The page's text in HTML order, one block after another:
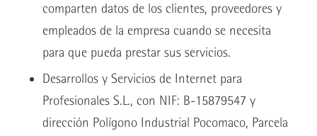
comparten datos de los clientes, proveedores y
empleados de la empresa cuando se necesita
para que pueda prestar sus servicios.
Desarrollos y Servicios de Internet para
Profesionales S.L., con NIF: B-15879547 y
dirección Polígono Industrial Pocomaco, Parcela